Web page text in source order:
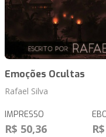
Emoções Ocultas
Rafael Silva
IMPRESSO
R$ 50,36